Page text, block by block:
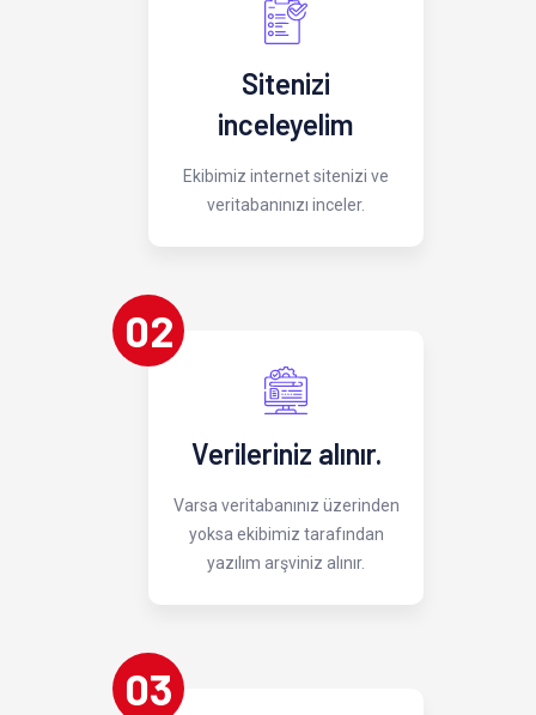
Sitenizi
inceleyelim
Ekibimiz internet sitenizi ve
veritabanınızı inceler.
02
Verileriniz alınır.
Varsa veritabanınız üzerinden
yoksa ekibimiz tarafından
yazılım arşviniz alınır.
03